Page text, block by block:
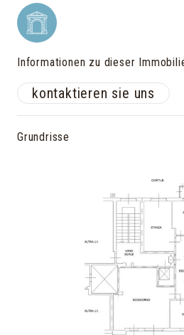
Informationen zu dieser
kontaktieren sie uns
Grundrisse